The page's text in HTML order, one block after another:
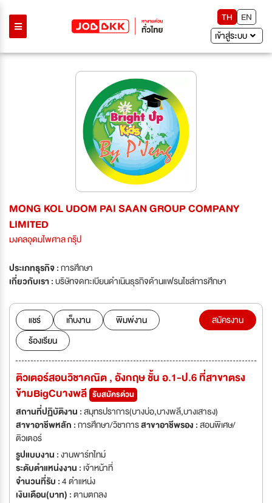
TH
EN
เข้าสู่ระบบ
MONG KOL UDOM PAI SAAN GROUP COMPANY
LIMITED
มงคลอุดมไพศาล กรุ๊ป
ประเภทธุรกิจ :การศึกษา
เกี่ยวกับเรา :บริษัทจดทะเบียนดำเนินธุรกิจด้านแฟรนไชส์การศึกษา
แชร์ เก็บงาน
พิมพ์งาน
ร้องเรียน
สมัครงาน
ติวเตอร์สอนวิชาคณิต , อังกฤษ ชั้น อ.1-ป.6 ที่สาขาตรง
ข้ามBigCบางพลี รับสมัครด่วน
สถานที่ปฏิบัติงาน :สมุทรปราการ(บางบ่อ,บางพลี,บางเสาธง)
สาขาอาชีพหลัก :การศึกษา/วิชาการสาขาอาชีพรอง :สอนพิเศษ/
ติวเตอร์
รูปแบบงาน :งานพาร์ทไทม์
ระดับตำแหน่งงาน : เจ้าหน้าที่
จำนวนที่รับ :4 ตำแหน่ง
เงินเดือน(บาท) :ตามตกลง